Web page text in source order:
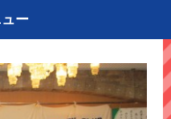
ー